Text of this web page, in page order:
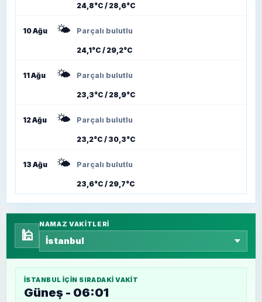
24,8°C / 28,6°C
10 Ağu 🌤️ Parçalı bulutlu
24,1°C / 29,2°C
11 Ağu 🌤️ Parçalı bulutlu
23,3°C / 28,9°C
12 Ağu 🌤️ Parçalı bulutlu
23,2°C / 30,3°C
13 Ağu 🌤️ Parçalı bulutlu
23,6°C / 29,7°C
🕌
NAMAZ VAKITLERI
İSTANBUL IÇIN SIRADAKI VAKIT
Güneş - 06:01